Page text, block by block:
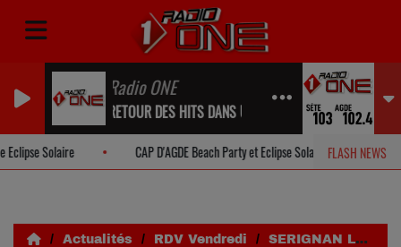
Radio ONE
RETOUR DES HITS DANS UN INSTANT...
FLASH NEWS
Solaire CAP D'AGDE Beach Party et Eclipse Solaire
Actualités RDV Vendredi SERIGNAN Les Soirées "Jazz sous les Etoiles"